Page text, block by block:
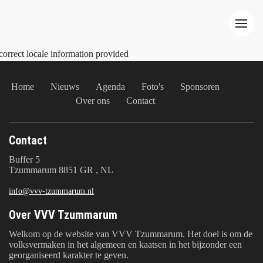
locale information provided
Home Nieuws Agenda Foto's
Sponsoren
Over ons
Contact
Contact
Buffer 5
Tzummarum 8851 GR , NL
info@vvv-tzummarum.nl
Over VVV Tzummarum
Welkom op de website van VVV Tzummarum. Het doel is om de
volksvermaken in het algemeen en kaatsen in het bijzonder een
georganiseerd karakter te geven.